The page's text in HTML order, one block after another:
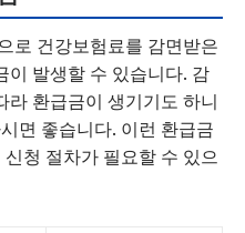
로 건강보험료를 감면받은
이 발생할 수 있습니다. 감
라 환급금이 생기기도 하니
면 좋습니다. 이런 환급금
청 절차가 필요할 수 있으